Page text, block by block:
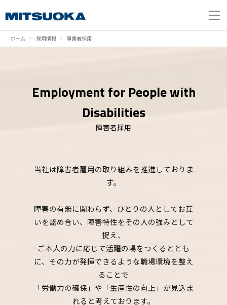
ホーム 採用情報 障害者採用
Employment for People with
Disabilities
障害者採用
当社は障害者雇用の取り組みを推進しておりま
す。
障害の有無に関わらず、ひとりの人としてお互
いを認め合い、障害特性をその人の強みとして
捉え、
ご本人の力に応じて活躍の場をつくるととも
に、その力が発揮できるような職場環境を整え
ることで
「労働力の確保」や「生産性の向上」が見込ま
れると考えております。